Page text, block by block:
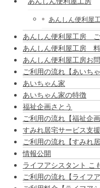
あんしん便利屋
あんしん便利屋工房
あんしん便利屋工房
あんしん便利屋工房お
ご利用の流れ【あいちゃ
あいちゃん家
あいちゃん家の特徴
福祉企画さとう
ご利用の流れ【福祉企
すみれ居宅サービス支
ご利用の流れ【すみれ
情報公開
ライフアシスタント こ
ご利用の流れ【ライフ